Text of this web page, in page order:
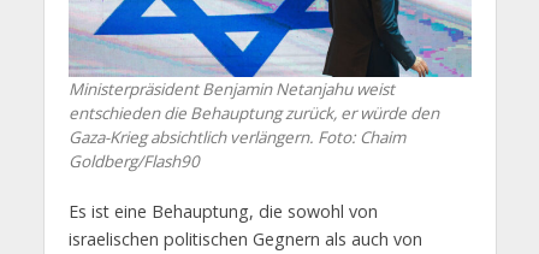
Ministerpräsident Benjamin Netanjahu weist
entschieden die Behauptung zurück, er würde den
Gaza-Krieg absichtlich verlängern. Foto: Chaim
Goldberg/Flash90
Es ist eine Behauptung, die sowohl von
israelischen politischen Gegnern als auch von